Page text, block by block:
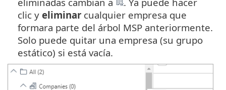
clic y eliminar cualquier empresa que
formara parte del árbol MSP anteriormente.
Solo puede quitar una empresa (su grupo
estático) si está vacía.